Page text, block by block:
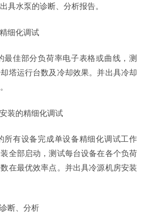
具水泵的诊断、分析报告。
细化调试
最佳部分负荷率电子表格或曲线，测
塔运行台数及冷却效果。并出具冷却
装的精细化调试
所有设备完成单设备精细化调试工作
全部启动，测试每台设备在各个负荷
在最优效率点。并出具冷源机房安装
断、分析